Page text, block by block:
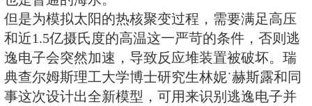
论文，使得人类向建成真正实用的
更近了一步。
核聚变能是一种不会产生二氧化碳
源，其比需要重金属分裂的核电更